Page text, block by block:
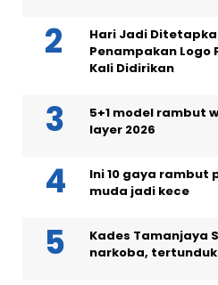
Hari Jadi
Penampakan Logo
Kali Didirikan
5+1 model rambut
layer 2026
Ini 10 gaya rambut
muda jadi kece
Kades Tamanjaya
narkoba,